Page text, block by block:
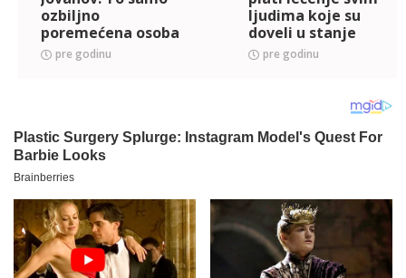
ozbiljno
poremećena osoba
može da uradi
pre godinu
ljudima koje su
doveli u stanje
ovakve psihoze'
pre godinu